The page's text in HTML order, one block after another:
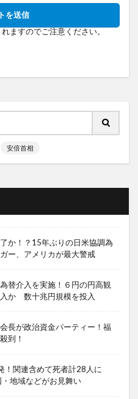
ますのでご注意ください。
安倍首相
か！？15年ぶりの日米協調為
ー、アメリカが最大警戒
替介入を実施！６円の円高観
か 数十兆円規模を投入
長が政治資金パーティー！福
到！
！関連含めて死者計28人に
地域などがお見舞い